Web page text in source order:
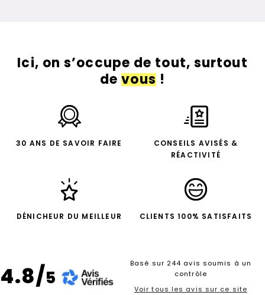
Ici, on s’occupe de tout, surtout
devous!
30 ANS DE SAVOIR FAIRE
CONSEILS AVISÉS &
RÉACTIVITÉ
DÉNICHEUR DU MEILLEUR CLIENTS 100% SATISFAITS
4.8/5
Basé sur 244 avis soumis à un
contrôle
Voir tous les avis sur ce site